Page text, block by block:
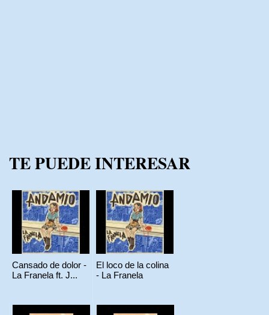
TE PUEDE INTERESAR
Cansado de dolor -
La Franela ft. J...
El loco de la colina
- La Franela